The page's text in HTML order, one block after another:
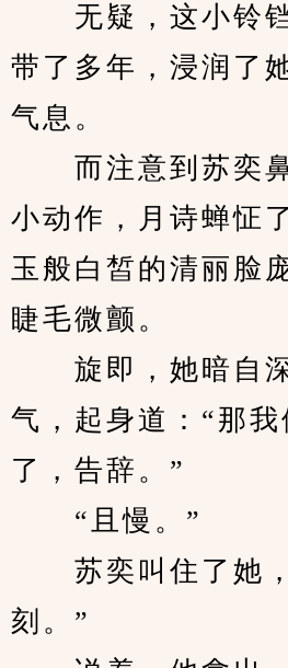
无疑，这小铃铛
带了多年，浸润了
气息。
而注意到苏奕鼻
小动作，月诗蝉怔
玉般白皙的清丽脸
睫毛微颤。
旋即，她暗自深
气，起身道：“那
了，告辞。”
“且慢。”
苏奕叫住了她，
刻。”